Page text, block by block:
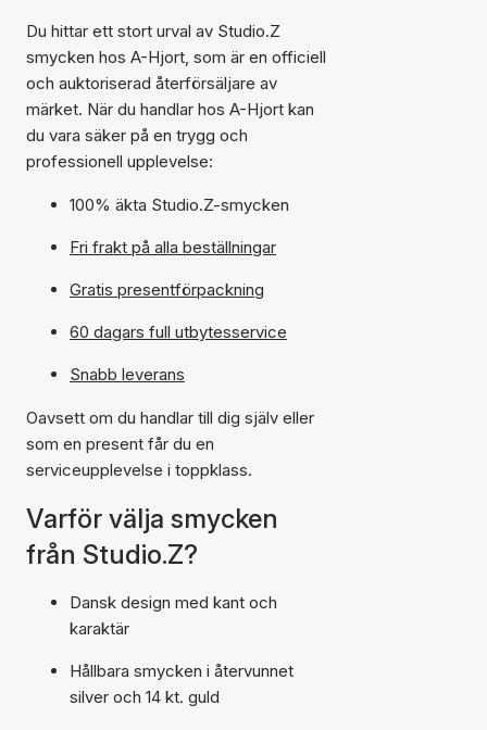
Du hittar ett stort urval av Studio.Z
smycken hos A-Hjort, som är en officiell
och auktoriserad återförsäljare av
märket. När du handlar hos A-Hjort kan
du vara säker på en trygg och
professionell upplevelse:
100% äkta Studio.Z-smycken
Fri frakt på alla beställningar
Gratis presentförpackning
60 dagars full utbytesservice
Snabb leverans
Oavsett om du handlar till dig själv eller
som en present får du en
serviceupplevelse i toppklass.
Varför välja smycken
från Studio.Z?
Dansk design med kant och
karaktär
Hållbara smycken i återvunnet
silver och 14 kt. guld